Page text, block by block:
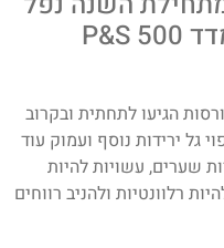
הנאסד"ק ב-28% ואילו מדד 500 P&S
הגיעו לתחתית ובקרוב
ירידות נוסף ועמוק עוד
שערים, עשויות להיות
רלוונטיות ולהניב רווחים